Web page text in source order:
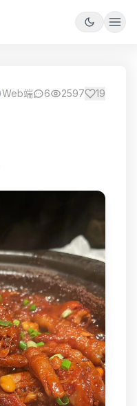
Web端 6 2597 19